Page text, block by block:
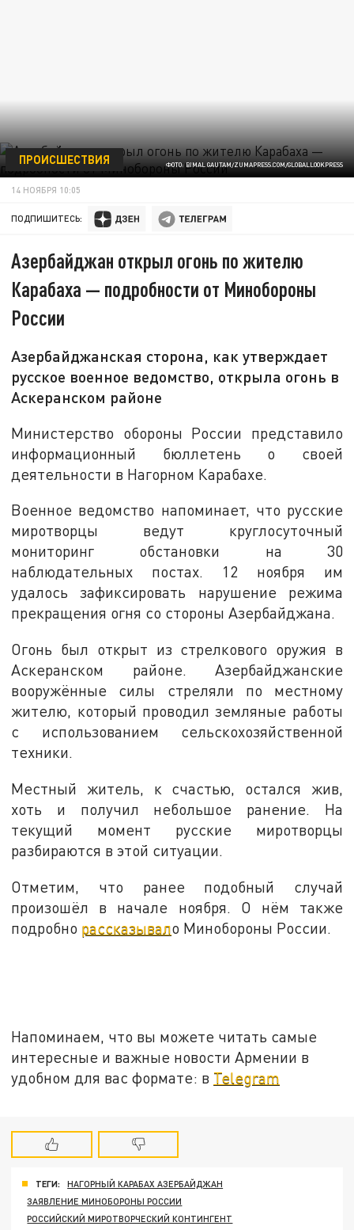
ФОТО: BIMAL GAUTAM/ZUMAPRESS.COM/GLOBALLOOKPRESS
ПРОИСШЕСТВИЯ
14 НОЯБРЯ 10:05
ПОДПИШИТЕСЬ:
Азербайджан открыл огонь по жителю
Карабаха — подробности от Минобороны
России
Азербайджанская сторона, как утверждает
русское военное ведомство, открыла огонь в
Аскеранском районе
Министерство обороны России представило
информационный бюллетень о своей
деятельности в Нагорном Карабахе.
Военное ведомство напоминает, что русские
миротворцы ведут круглосуточный
мониторинг обстановки на 30
наблюдательных постах. 12 ноября им
удалось зафиксировать нарушение режима
прекращения огня со стороны Азербайджана.
Огонь был открыт из стрелкового оружия в
Аскеранском районе. Азербайджанские
вооружённые силы стреляли по местному
жителю, который проводил земляные работы
с использованием сельскохозяйственной
техники.
Местный житель, к счастью, остался жив,
хоть и получил небольшое ранение. На
текущий момент русские миротворцы
разбираются в этой ситуации.
Отметим, что ранее подобный случай
произошёл в начале ноября. О нём также
подробно рассказывало Минобороны России.
Напоминаем, что вы можете читать самые
интересные и важные новости Армении в
удобном для вас формате: в Telegram
ТЕГИ:
НАГОРНЫЙ КАРАБАХ АЗЕРБАЙДЖАН
ЗАЯВЛЕНИЕ МИНОБОРОНЫ РОССИИ
РОССИЙСКИЙ МИРОТВОРЧЕСКИЙ КОНТИНГЕНТ